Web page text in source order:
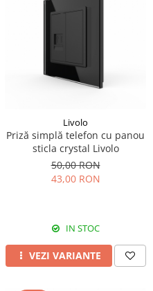
Livolo
Priză simplă telefon cu panou
sticla crystal Livolo
50,00 RON
43,00 RON
IN STOC
VEZI VARIANTE